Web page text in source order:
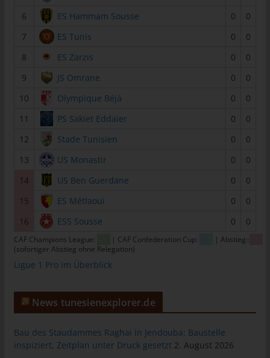
6
ES Hammam Sousse 0
0
7
ES Tunis 0
0
8
ES Zarzis 0
0
9
JS Omrane 0
0
10
Olympique Béjà 0
0
11
PS Sakiet Eddaïer 0
0
12
Stade Tunisien 0
0
13
US Monastir 0
0
14
US Ben Guerdane 0
0
15
ES Métlaoui 0
0
16
ESS Sousse 0 0
CAF Champions League: | CAF Confederation Cup:
| Abstieg::
(sofortiger Abstieg ohne Relegation)
Ligue 1 Pro im Überblick
News tunesienexplorer.de
Bau des Staudammes Raghai in Jendouba: Baustelle
inspiziert, Zeitplan unter Druck gesetzt 2. August 2026
tunesienfussball.de
Uwe Wassenberg
4022 Akouda - Tunesien
Telefon: +216 216 16 616
Cookies
Die Internetseiten verwenden Cookies. Cookies sind
Textdateien, welche über einen Internetbrowser auf einem
Computersystem abgelegt und gespeichert werden.
Zahlreiche Internetseiten und Server verwenden Cookies. Viele
Cookies enthalten eine sogenannte Cookie-ID. Eine Cookie-ID
ist eine eindeutige Kennung des Cookies. Sie besteht aus einer
Zeichenfolge, durch welche Internetseiten und Server dem
konkreten Internetbrowser zugeordnet werden können, in dem
das Cookie gespeichert wurde. Dies ermöglicht es den
Browser der betroffenen Person von anderen Internetbrowsern,
die andere Cookies enthalten, zu unterscheiden. Ein bestimmter
wiedererkannt und identifiziert werden.